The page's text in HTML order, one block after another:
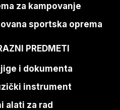
za kampovanje
sportska oprema
PREDMETI
i dokumenta
instrument
alati za rad